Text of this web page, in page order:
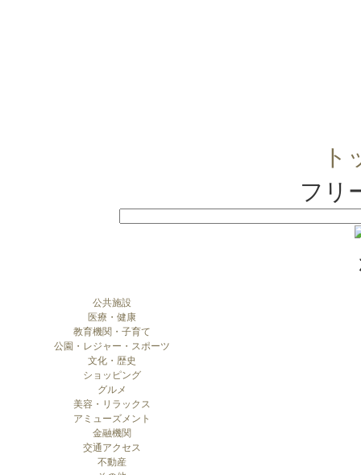
ト
フリ
公共施設
医療・健康
教育機関・子育て
公園・レジャー・スポーツ
文化・歴史
ショッピング
グルメ
美容・リラックス
アミューズメント
金融機関
交通アクセス
不動産